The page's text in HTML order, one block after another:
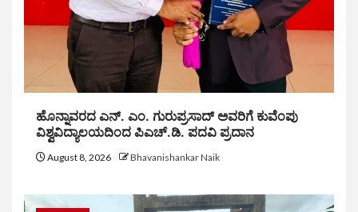
ಹೊನ್ನಾವರದ ಎನ್. ಎಂ. ಗುರುಪ್ರಸಾದ್ ಅವರಿಗೆ ಕುವೆಂಪು
ವಿಶ್ವವಿದ್ಯಾಲಯದಿಂದ ಪಿಎಚ್.ಡಿ. ಪದವಿ ಪ್ರದಾನ
August 8, 2026 Bhavanishankar Naik